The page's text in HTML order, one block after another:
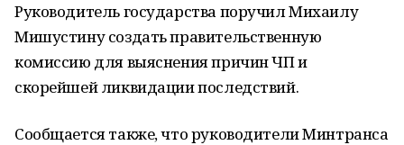
Руководитель государства поручил Михаилу
Мишустину создать правительственную
комиссию для выяснения причин ЧП и
скорейшей ликвидации последствий.
Сообщается также, что руководители Минтранса